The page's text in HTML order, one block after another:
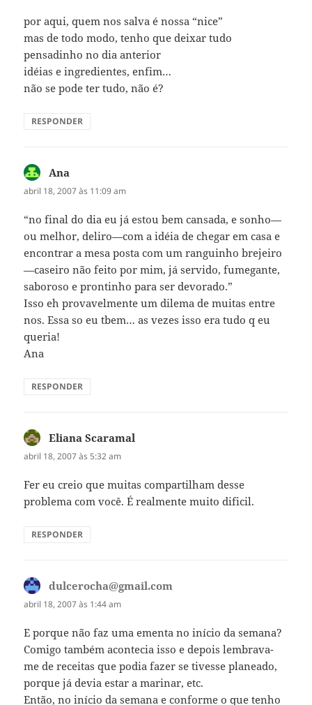
por aqui, quem nos salva é nossa “nice”
mas de todo modo, tenho que deixar tudo
pensadinho no dia anterior
idéias e ingredientes, enfim…
não se pode ter tudo, não é?
RESPONDER
Ana
abril 18, 2007 às 11:09 am
“no final do dia eu já estou bem cansada, e sonho—
ou melhor, deliro—com a idéia de chegar em casa e
encontrar a mesa posta com um ranguinho brejeiro
—caseiro não feito por mim, já servido, fumegante,
saboroso e prontinho para ser devorado.”
Isso eh provavelmente um dilema de muitas entre
nos. Essa so eu tbem… as vezes isso era tudo q eu
queria!
Ana
RESPONDER
Eliana Scaramal
abril 18, 2007 às 5:32 am
Fer eu creio que muitas compartilham desse
problema com você. É realmente muito dificil.
RESPONDER
dulcerocha@gmail.com
abril 18, 2007 às 1:44 am
E porque não faz uma ementa no início da semana?
Comigo também acontecia isso e depois lembrava-
me de receitas que podia fazer se tivesse planeado,
porque já devia estar a marinar, etc.
Então, no início da semana e conforme o que tenho